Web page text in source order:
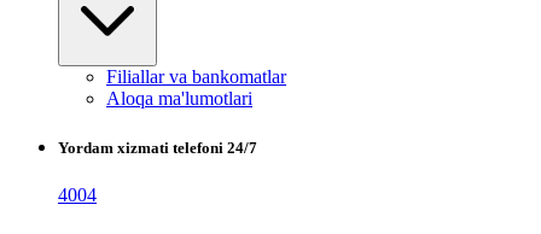
Filiallar va bankomatlar
Aloqa ma'lumotlari
Yordam xizmati telefoni 24/7
4004